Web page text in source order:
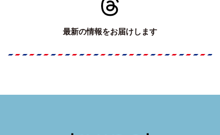
最新の情報をお届けします